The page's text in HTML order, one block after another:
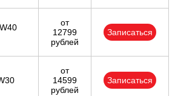
от
12799
рублей
Записаться
от
14599
рублей
Записаться